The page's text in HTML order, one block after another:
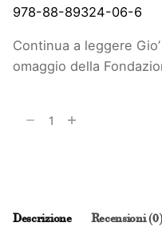
978-88-89324-06-6
Continua a leggere
omaggio della
Pomodoro
della
Descrizione Recensioni (0)